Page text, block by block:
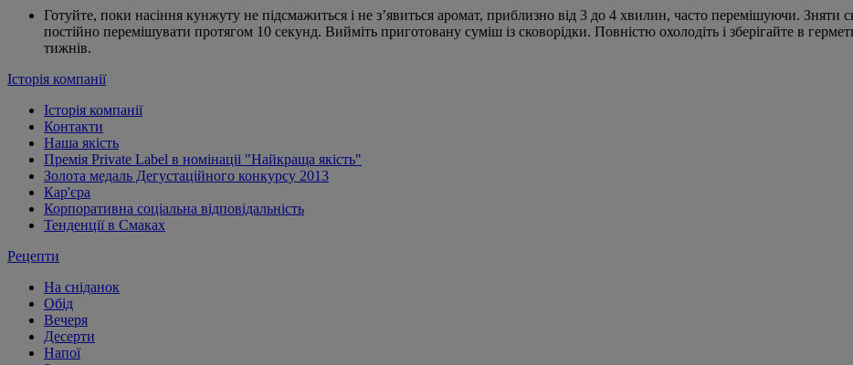
Готуйте, поки насіння кунжуту не підсмажиться і не з’явиться аромат, приблизно від 3 до 4 хвилин, часто перемішуючи. Зняти
постійно перемішувати протягом 10 секунд. Вийміть приготовану суміш із сковорідки. Повністю охолодіть і зберігайте в
тижнів.
Історія компанії
Історія компанії
Контакти
Наша якість
Премія Private Label в номінаціі "Найкраща якість"
Золота медаль Дегустаційного конкурсу 2013
Кар'єра
Корпоративна соціальна відповідальність
Тенденції в Смаках
Рецепти
На сніданок
Обід
Вечеря
Десерти
Напої